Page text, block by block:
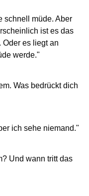
schnell müde. Aber
ist es das
Oder es liegt an
werde."
Was bedrückt dich
ich sehe niemand."
Und wann tritt das